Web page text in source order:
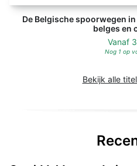
De Belgische spoorwegen
belges en
Vanaf
Nog 1 op
Bekijk alle